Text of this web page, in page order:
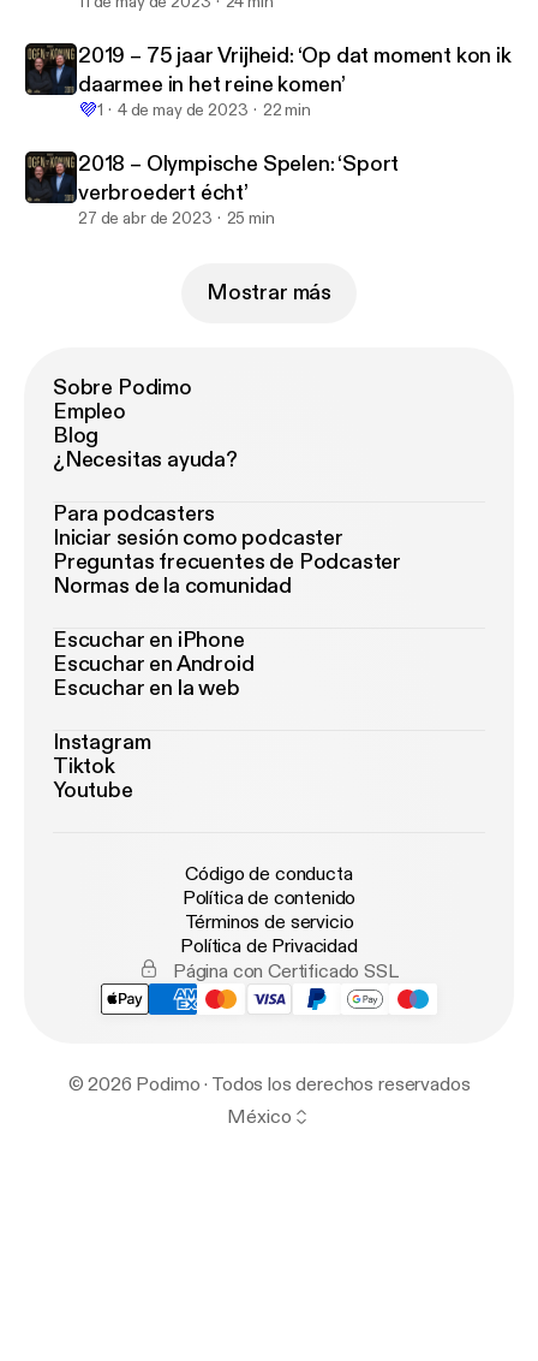
2019 – 75 jaar Vrijheid: ‘Op dat moment kon ik
daarmee in het reine komen’
💜1 4 de may de 2023 22 min
2018 – Olympische Spelen: ‘Sport
verbroedert écht’
27 de abr de 2023 25 min
Mostrar más
Sobre Podimo
Empleo
Blog
¿Necesitas ayuda?
Para podcasters
Iniciar sesión como podcaster
Preguntas frecuentes de Podcaster
Normas de la comunidad
Escuchar en iPhone
Escuchar en Android
Escuchar en la web
Instagram
Tiktok
Youtube
Código de conducta
Política de contenido
Términos de servicio
Política de Privacidad
Página con Certificado SSL
© 2026 Podimo · Todos los derechos reservados
México